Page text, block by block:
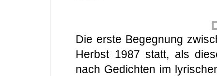
Die erste Begegnung
Herbst 1987 statt, als
nach Gedichten im